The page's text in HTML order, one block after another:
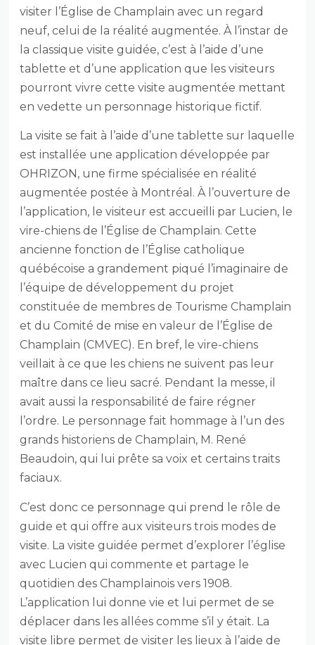
visiter l’Église de Champlain avec un regard
neuf, celui de la réalité augmentée. À l’instar de
la classique visite guidée, c’est à l’aide d’une
tablette et d’une application que les visiteurs
pourront vivre cette visite augmentée mettant
en vedette un personnage historique fictif.
La visite se fait à l’aide d’une tablette sur laquelle
est installée une application développée par
OHRIZON, une firme spécialisée en réalité
augmentée postée à Montréal. À l’ouverture de
l’application, le visiteur est accueilli par Lucien, le
vire-chiens de l’Église de Champlain. Cette
ancienne fonction de l’Église catholique
québécoise a grandement piqué l’imaginaire de
l’équipe de développement du projet
constituée de membres de Tourisme Champlain
et du Comité de mise en valeur de l’Église de
Champlain (CMVEC). En bref, le vire-chiens
veillait à ce que les chiens ne suivent pas leur
maître dans ce lieu sacré. Pendant la messe, il
avait aussi la responsabilité de faire régner
l’ordre. Le personnage fait hommage à l’un des
grands historiens de Champlain, M. René
Beaudoin, qui lui prête sa voix et certains traits
faciaux.
C’est donc ce personnage qui prend le rôle de
guide et qui offre aux visiteurs trois modes de
visite. La visite guidée permet d’explorer l’église
avec Lucien qui commente et partage le
quotidien des Champlainois vers 1908.
L’application lui donne vie et lui permet de se
déplacer dans les allées comme s’il y était. La
visite libre permet de visiter les lieux à l’aide de